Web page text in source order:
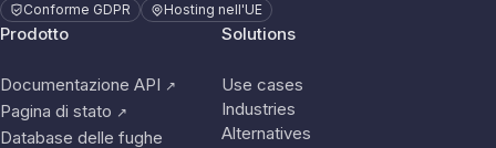
Conforme GDPR Hosting nell'UE
Prodotto
Documentazione API ↗
Pagina di stato ↗
Database delle fughe
Solutions
Use cases
Industries
Alternatives